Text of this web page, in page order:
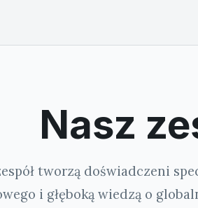
Nasz
tworzą doświadczeni
i głęboką wiedzą o